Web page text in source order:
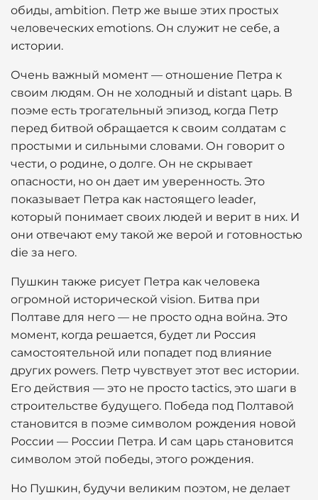
обиды, ambition. Петр же выше этих простых
человеческих emotions. Он служит не себе, а
истории.
Очень важный момент — отношение Петра к
своим людям. Он не холодный и distant царь. В
поэме есть трогательный эпизод, когда Петр
перед битвой обращается к своим солдатам с
простыми и сильными словами. Он говорит о
чести, о родине, о долге. Он не скрывает
опасности, но он дает им уверенность. Это
показывает Петра как настоящего leader,
который понимает своих людей и верит в них. И
они отвечают ему такой же верой и готовностью
die за него.
Пушкин также рисует Петра как человека
огромной исторической vision. Битва при
Полтаве для него — не просто одна война. Это
момент, когда решается, будет ли Россия
самостоятельной или попадет под влияние
других powers. Петр чувствует этот вес истории.
Его действия — это не просто tactics, это шаги в
строительстве будущего. Победа под Полтавой
становится в поэме символом рождения новой
России — России Петра. И сам царь становится
символом этой победы, этого рождения.
Но Пушкин, будучи великим поэтом, не делает